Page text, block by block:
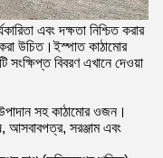
এবং দক্ষতা নিশ্চিত করার
উচিত।ইস্পাত কাঠামোর
বিবরণ এখানে দেওয়া
সহ কাঠামোর ওজন।
আসবাবপত্র, সরঞ্জাম এবং